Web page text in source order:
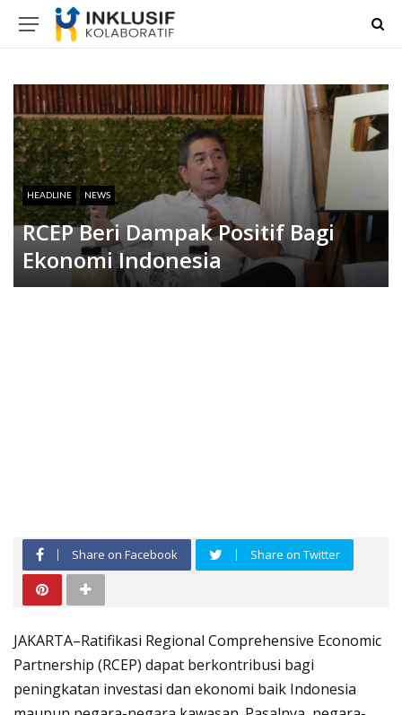
HEADLINE NEWS
RCEP Beri Dampak Positif Bagi
Ekonomi Indonesia
Share on Facebook Share on Twitter
JAKARTA–Ratifikasi Regional Comprehensive Economic
Partnership (RCEP) dapat berkontribusi bagi
peningkatan investasi dan ekonomi baik Indonesia